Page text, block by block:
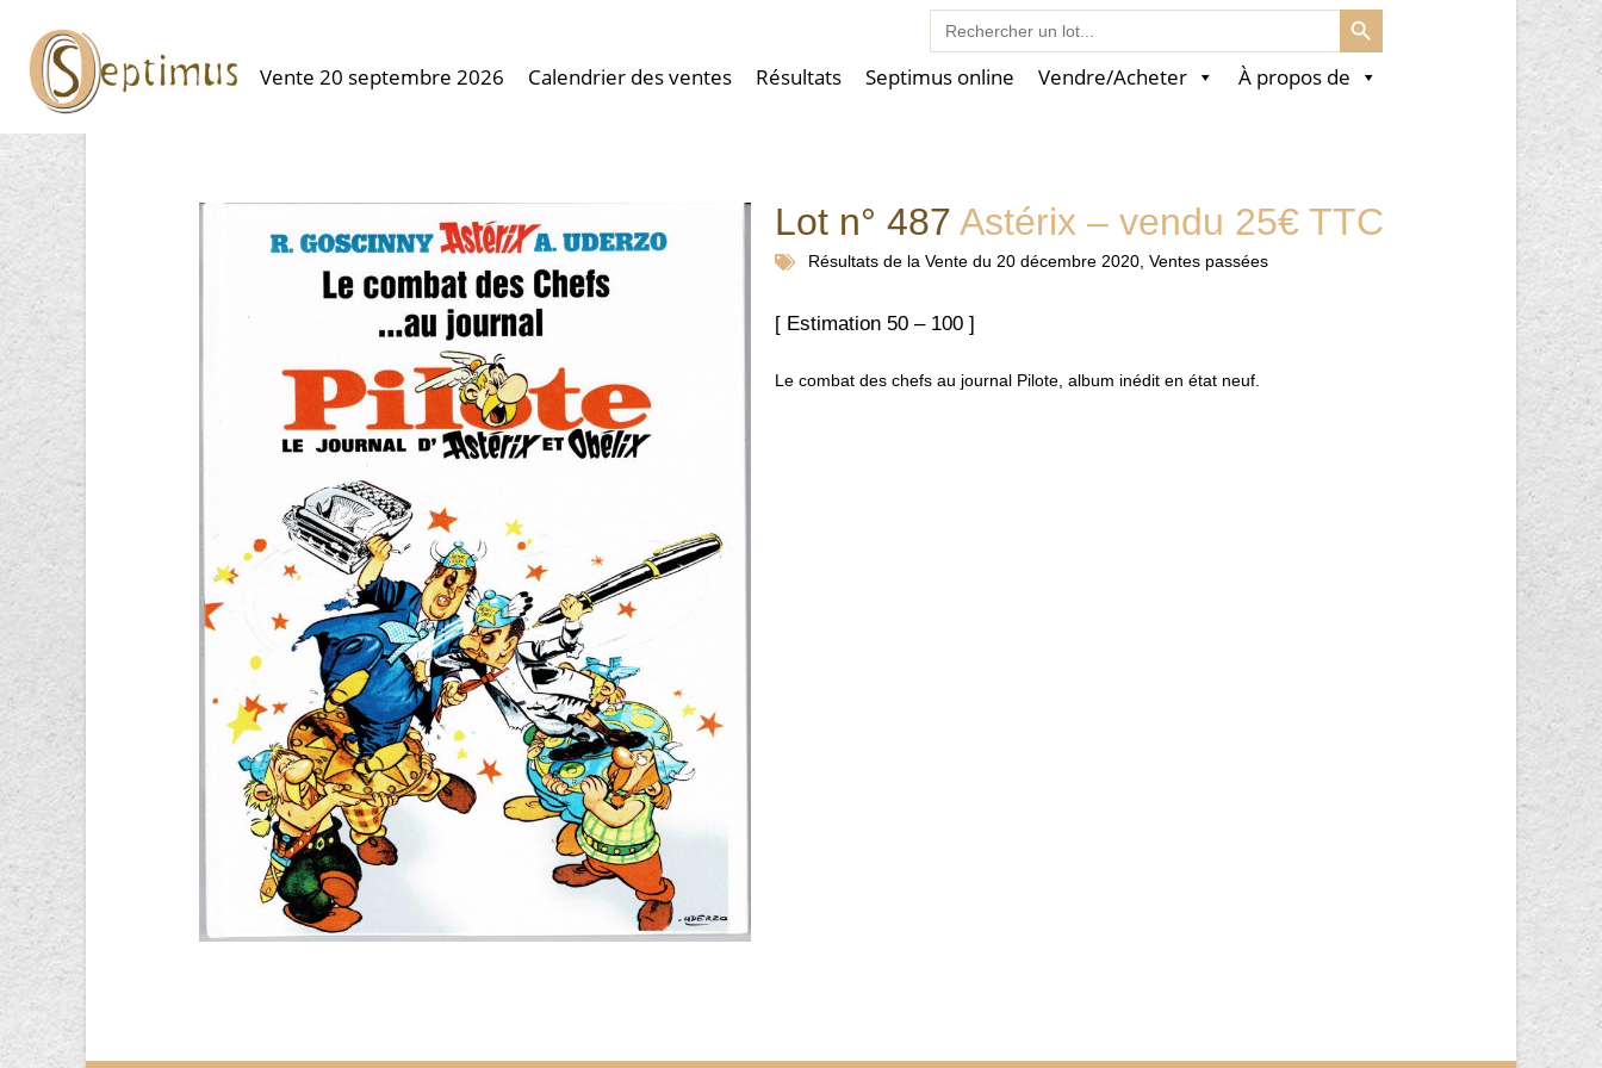
Search
for:
SEARCH BUTTON
Vente 20 septembre 2026 Calendrier des ventes Résultats Septimus online Vendre/Acheter À propos de
Lot n° 487 Astérix – vendu 25€ TTC
Résultats de la Vente du 20 décembre 2020, Ventes passées
[ Estimation 50 – 100 ]
Le combat des chefs au journal Pilote, album inédit en état neuf.